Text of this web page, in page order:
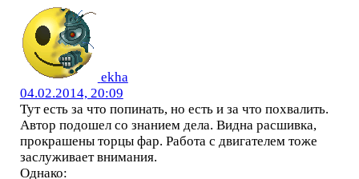
ekha
04.02.2014, 20:09
Тут есть за что попинать, но есть и за что похвалить.
Автор подошел со знанием дела. Видна расшивка,
прокрашены торцы фар. Работа с двигателем тоже
заслуживает внимания.
Однако: